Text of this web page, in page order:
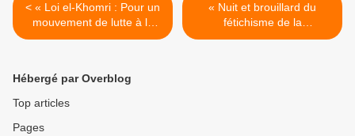
< « Loi el-Khomri : Pour un
mouvement de lutte à la
hauteur du scandale », par
« Nuit et brouillard du
fétichisme de la
marchandise » [Rencontre
Hébergé par Overblog
Top articles
Pages